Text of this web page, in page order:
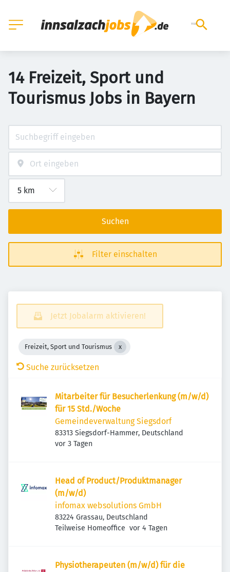
14 Freizeit, Sport und
Tourismus Jobs in Bayern
Suchen
Filter einschalten
Jetzt Jobalarm aktivieren!
Freizeit, Sport und Tourismus
Suche zurücksetzen
Mitarbeiter für Besucherlenkung (m/w/d)
für 15 Std./Woche
Gemeindeverwaltung Siegsdorf
83313 Siegsdorf-Hammer, Deutschland
Veröffentlicht
vor 3 Tagen
Head of Product/Produktmanager
(m/w/d)
infomax websolutions GmbH
83224 Grassau, Deutschland
Teilweise Homeoffice Veröffentlicht
vor 4 Tagen
Physiotherapeuten (m/w/d) für die